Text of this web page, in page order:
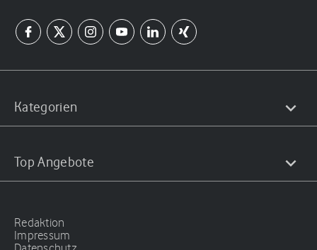
Kategorien
Top Angebote
Redaktion
Impressum